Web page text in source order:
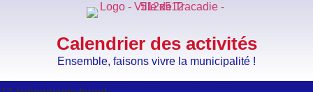
Calendrier des activités
Ensemble, faisons vivre la municipalité !